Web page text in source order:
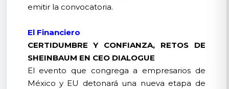
emitir la convocatoria.
El Financiero
CERTIDUMBRE Y CONFIANZA, RETOS DE
SHEINBAUM EN CEO DIALOGUE
El evento que congrega a empresarios de
México y EU detonará una nueva etapa de